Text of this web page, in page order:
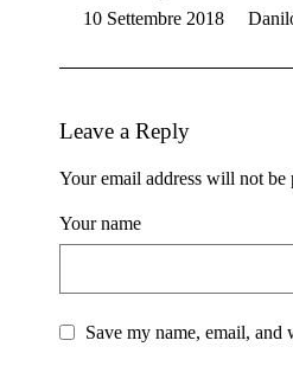
10 Settembre 2018
Leave a Reply
Your email address will not be
Your name
Save my name, email,